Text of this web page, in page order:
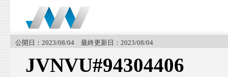
公開日：2023/08/04 最終更新日：2023/08/04
JVNVU#94304406